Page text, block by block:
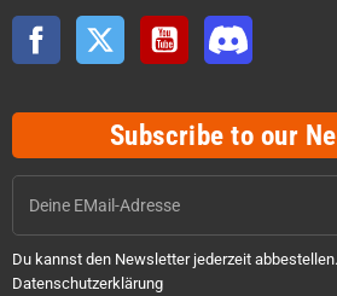
Facebook Twitter YouTube
Subscribe to our
Du kannst den Newsletter jederzeit
Datenschutzerklärung